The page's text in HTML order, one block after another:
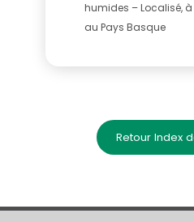
humides – Localisé,
au Pays Basque
Retour Index